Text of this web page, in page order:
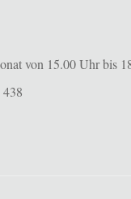
von 15.00 Uhr bis